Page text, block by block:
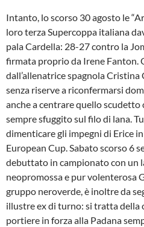
Intanto, lo scorso 30 agosto le
loro terza Supercoppa italiana
pala Cardella: 28-27 contro la
firmata proprio da Irene Fanton.
dall’allenatrice spagnola
senza riserve a riconfermarsi
anche a centrare quello
sempre sfuggito sul filo di lana.
dimenticare gli impegni di Erice
European Cup. Sabato scorso 6
debuttato in campionato con un
neopromossa e pur volenterosa
gruppo neroverde, è inoltre da
illustre ex di turno: si tratta della
portiere in forza alla Padana